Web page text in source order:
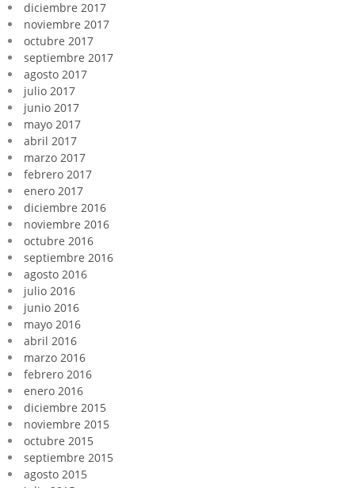
diciembre 2017
noviembre 2017
octubre 2017
septiembre 2017
agosto 2017
julio 2017
junio 2017
mayo 2017
abril 2017
marzo 2017
febrero 2017
enero 2017
diciembre 2016
noviembre 2016
octubre 2016
septiembre 2016
agosto 2016
julio 2016
junio 2016
mayo 2016
abril 2016
marzo 2016
febrero 2016
enero 2016
diciembre 2015
noviembre 2015
octubre 2015
septiembre 2015
agosto 2015